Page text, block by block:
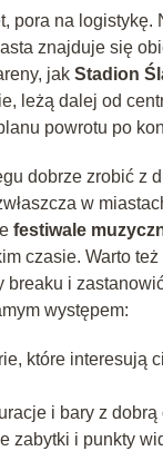
pora na logistykę.
znajduje się
jak Stadion
leżą dalej od
powrotu po
dobrze zrobić z
w
festiwale
czasie. Warto
breaku i
występem:
które interesują
i bary z dobrą
zabytki i punkty